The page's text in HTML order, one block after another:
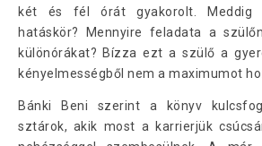
két és fél órát gyakorolt. Meddig
hatáskör? Mennyire feladata a
különórákat? Bízza ezt a szülő a
kényelmességből nem a maximumot
Bánki Beni szerint a könyv
sztárok, akik most a karrierjük